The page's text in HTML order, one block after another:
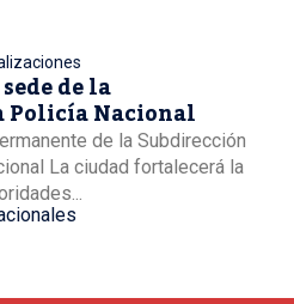
de la
Policía Nacional
de la Subdirección
La ciudad fortalecerá la